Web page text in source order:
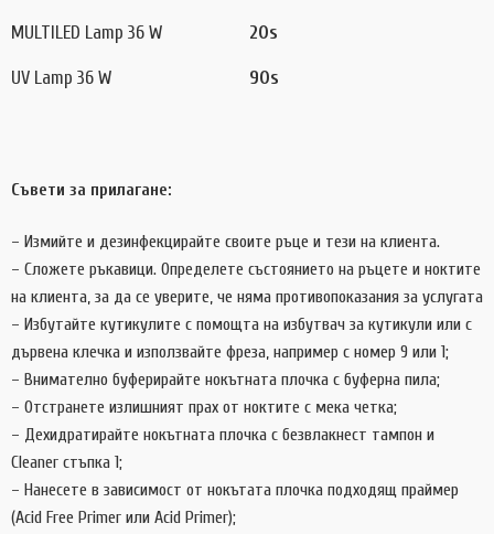
MULTILED Lamp 36 W 20s
UV Lamp 36 W 90s
Съвети за прилагане:
– Измийте и дезинфекцирайте своите ръце и тези на клиента.
– Сложете ръкавици. Определете състоянието на ръцете и ноктите
на клиента, за да се уверите, че няма противопоказания за услугата
– Избутайте кутикулите с помощта на избутвач за кутикули или с
дървена клечка и използвайте фреза, например с номер 9 или 1;
– Внимателно буферирайте нокътната плочка с буферна пила;
– Отстранете излишният прах от ноктите с мека четка;
– Дехидратирайте нокътната плочка с безвлакнест тампон и
Cleaner стъпка 1;
– Нанесете в зависимост от нокътата плочка подходящ праймер
(Acid Free Primer или Acid Primer);